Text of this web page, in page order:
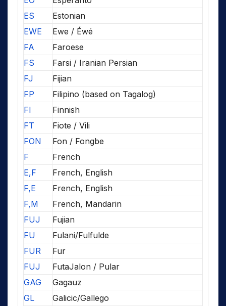
ES
Estonian
EWE
Ewe / Éwé
FA
Faroese
FS
Farsi / Iranian Persian
FJ
Fijian
FP
Filipino (based on Tagalog)
FI
Finnish
FT
Fiote / Vili
FON
Fon / Fongbe
F
French
E,F
French, English
F,E
French, English
F,M
French, Mandarin
FUJ
Fujian
FU
Fulani/Fulfulde
FUR
Fur
FUJ
FutaJalon / Pular
GAG
Gagauz
GL
Galicic/Gallego